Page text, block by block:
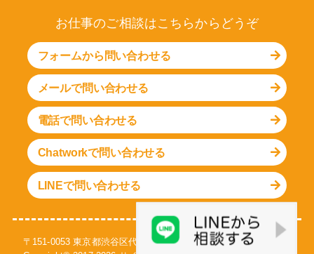
お仕事のご相談はこちらからどうぞ
フォームから問い合わせる
メールで問い合わせる
電話で問い合わせる
Chatworkで問い合わせる
LINEで問い合わせる
〒151-0053 東京都渋谷区代々木1-30-15 天翔代々木ビル S-301号